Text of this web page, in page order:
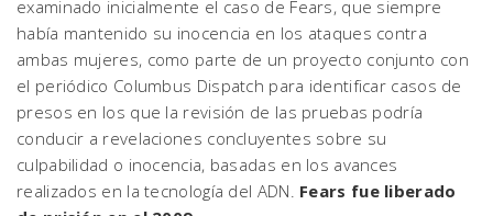
examinado inicialmente el caso de Fears, que siempre
había mantenido su inocencia en los ataques contra
ambas mujeres, como parte de un proyecto conjunto con
el periódico Columbus Dispatch para identificar casos de
presos en los que la revisión de las pruebas podría
conducir a revelaciones concluyentes sobre su
culpabilidad o inocencia, basadas en los avances
realizados en la tecnología del ADN. Fears fue liberado